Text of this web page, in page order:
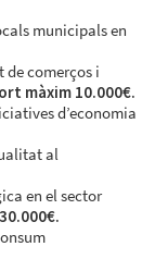
municipals en
comerços i
màxim 10.000€.
d’economia
al
en el sector